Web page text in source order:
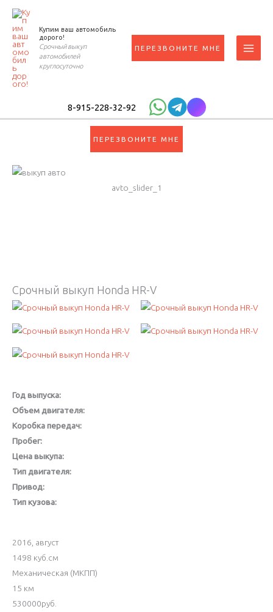
Перейти
содержимому
Купим ваш автомобиль
дорого!
Срочный выкуп
автомобилей
круглосуточно
ПЕРЕЗВОНИТЕ МНЕ
8-915-228-32-92
ПЕРЕЗВОНИТЕ МНЕ
avto_slider_1
Срочный выкуп Honda HR-V
Год выпуска:
Объем двигателя:
Коробка передач:
Пробег:
Цена выкупа:
Тип двигателя:
Привод:
Тип кузова:
2016, август
1498 куб.см
Механическая (МКПП)
15 км
530000руб.